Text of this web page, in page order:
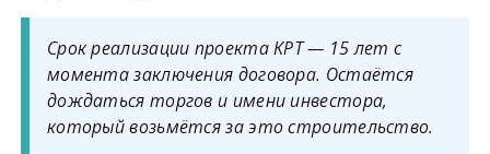
Срок реализации проекта КРТ — 15 лет с
момента заключения договора. Остаётся
дождаться торгов и имени инвестора,
который возьмётся за это строительство.